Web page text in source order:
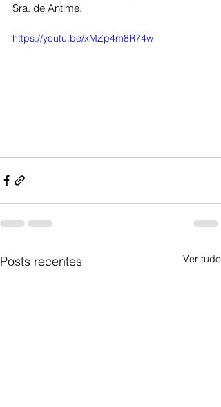
Sra. de Antime.
https://youtu.be/xMZp4m8R74w
Posts recentes Ver tudo